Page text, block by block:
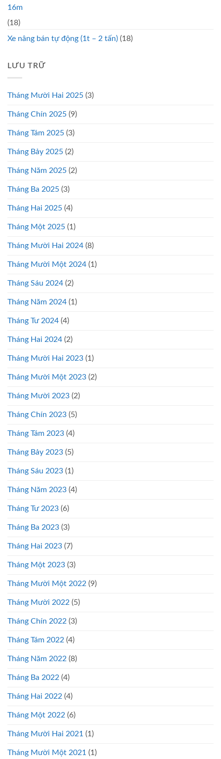
16m
(18)
Xe nâng bán tự động (1t – 2 tấn) (18)
LƯU TRỮ
Tháng Mười Hai 2025 (3)
Tháng Chín 2025 (9)
Tháng Tám 2025 (3)
Tháng Bảy 2025 (2)
Tháng Năm 2025 (2)
Tháng Ba 2025 (3)
Tháng Hai 2025 (4)
Tháng Một 2025 (1)
Tháng Mười Hai 2024 (8)
Tháng Mười Một 2024 (1)
Tháng Sáu 2024 (2)
Tháng Năm 2024 (1)
Tháng Tư 2024 (4)
Tháng Hai 2024 (2)
Tháng Mười Hai 2023 (1)
Tháng Mười Một 2023 (2)
Tháng Mười 2023 (2)
Tháng Chín 2023 (5)
Tháng Tám 2023 (4)
Tháng Bảy 2023 (5)
Tháng Sáu 2023 (1)
Tháng Năm 2023 (4)
Tháng Tư 2023 (6)
Tháng Ba 2023 (3)
Tháng Hai 2023 (7)
Tháng Một 2023 (3)
Tháng Mười Một 2022 (9)
Tháng Mười 2022 (5)
Tháng Chín 2022 (3)
Tháng Tám 2022 (4)
Tháng Năm 2022 (8)
Tháng Ba 2022 (4)
Tháng Hai 2022 (4)
Tháng Một 2022 (6)
Tháng Mười Hai 2021 (1)
Tháng Mười Một 2021 (1)